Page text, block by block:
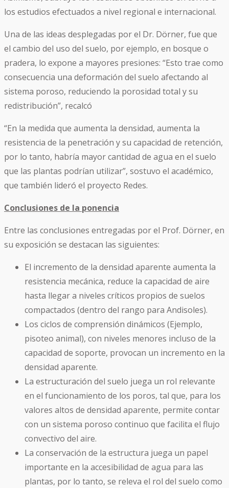
los estudios efectuados a nivel regional e internacional.
Una de las ideas desplegadas por el Dr. Dörner, fue que
el cambio del uso del suelo, por ejemplo, en bosque o
pradera, lo expone a mayores presiones: “Esto trae como
consecuencia una deformación del suelo afectando al
sistema poroso, reduciendo la porosidad total y su
redistribución”, recalcó
“En la medida que aumenta la densidad, aumenta la
resistencia de la penetración y su capacidad de retención,
por lo tanto, habría mayor cantidad de agua en el suelo
que las plantas podrían utilizar”, sostuvo el académico,
que también lideró el proyecto Redes.
Conclusiones de la ponencia
Entre las conclusiones entregadas por el Prof. Dörner, en
su exposición se destacan las siguientes:
El incremento de la densidad aparente aumenta la
resistencia mecánica, reduce la capacidad de aire
hasta llegar a niveles críticos propios de suelos
compactados (dentro del rango para Andisoles).
Los ciclos de comprensión dinámicos (Ejemplo,
pisoteo animal), con niveles menores incluso de la
capacidad de soporte, provocan un incremento en la
densidad aparente.
La estructuración del suelo juega un rol relevante
en el funcionamiento de los poros, tal que, para los
valores altos de densidad aparente, permite contar
con un sistema poroso continuo que facilita el flujo
convectivo del aire.
La conservación de la estructura juega un papel
importante en la accesibilidad de agua para las
plantas, por lo tanto, se releva el rol del suelo como